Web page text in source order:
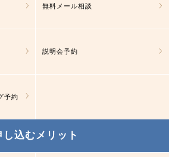
無料メール相談
説明会予約
予約
し込むメリット